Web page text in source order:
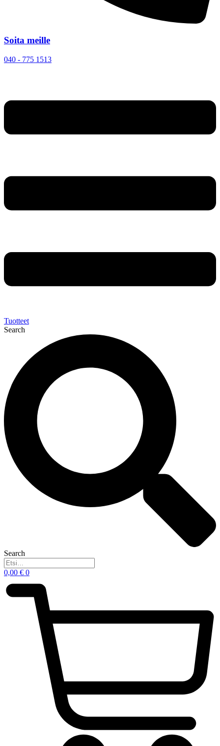
Soita meille
040 - 775 1513
Tuotteet
Search
Search
0,00 € 0